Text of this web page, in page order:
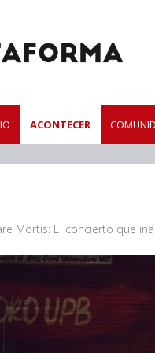
ACONTECER
Mortis: El concierto que